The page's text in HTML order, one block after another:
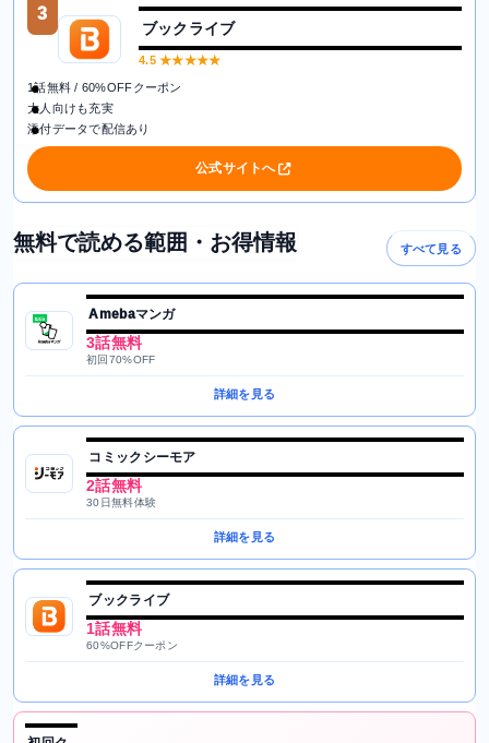
3
ブックライブ
4.5★★★★★
1話無料 / 60%OFFクーポン
大人向けも充実
添付データで配信あり
公式サイトへ
無料で読める範囲・お得情報 すべて見る
Amebaマンガ
3話無料
初回70%OFF
詳細を見る
コミックシーモア
2話無料
30日無料体験
詳細を見る
ブックライブ
1話無料
60%OFFクーポン
詳細を見る